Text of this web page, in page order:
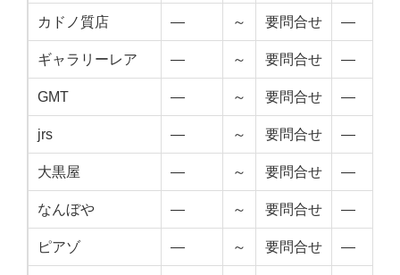
カドノ質店 — ～ 要問合せ —
ギャラリーレア — ～ 要問合せ —
GMT — ～ 要問合せ —
jrs — ～ 要問合せ —
大黒屋 — ～ 要問合せ —
なんぼや — ～ 要問合せ —
ピアゾ — ～ 要問合せ —